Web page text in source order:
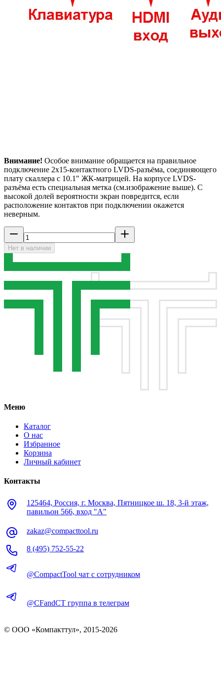
Внимание! Особое внимание обращается на правильное
подключение 2х15-контактного LVDS-разъёма, соединяющего
плату скаллера с 10.1" ЖК-матрицей. На корпусе LVDS-
разъёма есть специальная метка (см.изображение выше). С
высокой долей вероятности экран повредится, если
расположение контактов при подключении окажется
неверным.
Нет в наличии
Меню
Каталог
О нас
Избранное
Корзина
Личный кабинет
Контакты
125464, Россия, г. Москва, Пятницкое ш. 18, 3-й этаж,
павильон 566, вход "А"
zakaz@compacttool.ru
8 (495) 752-55-22
@CompactTool чат с сотрудником
@CFandCT группа в телеграм
© OOO «Компакттул», 2015-2026